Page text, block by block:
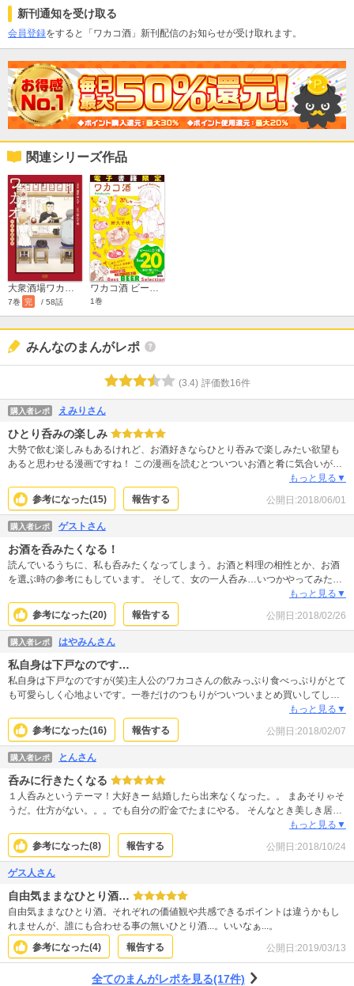
新刊通知を受け取る
会員登録をすると「ワカコ酒」新刊配信のお知らせが受け取れます。
関連シリーズ作品
大衆酒場ワカオ ワカコ酒別店
7巻 完 / 58話 1巻
みんなのまんがレポ
(3.4) 評価数16件
購入者レポ えみりさん
ひとり呑みの楽しみ
大勢で飲む楽しみもあるけれど、お酒好きならひとり吞みで楽しみたい欲望も
あると思わせる漫画ですね！ この漫画を読むとついついお酒と肴に気合いがは
いります。 呑むのが好きな人はかえって読まないほうが（笑） これを読んだら
間違いなく呑みたくなります!
もっと見る▼
参考になった(15) 報告する 公開日:2018/06/01
購入者レポ ゲストさん
お酒を呑みたくなる！
読んでいるうちに、私も呑みたくなってしまう。お酒と料理の相性とか、お酒
を選ぶ時の参考にもしています。 そして、女の一人呑み…いつかやってみた
もっと見る▼
参考になった(20) 報告する 公開日:2018/02/26
購入者レポ はやみんさん
私自身は下戸なのです…
私自身は下戸なのですが(笑)主人公のワカコさんの飲みっぷり食べっぷりがとて
も可愛らしく心地よいです。一巻だけのつもりがついついまとめ買いしてしま
いました… ただの酒道楽かと思いきや、意外に深い人生の悩みや発見もあった
り… お酒が好きな人はきっと一発で飲みに行くんだろうなぁ。
もっと見る▼
参考になった(16) 報告する 公開日:2018/02/07
購入者レポ とんさん
呑みに行きたくなる
１人呑みというテーマ！大好きー 結婚したら出来なくなった。。 まあそりゃそ
うだ。仕方がない。。。でも自分の貯金でたまにやる。 そんなとき美しき居酒
屋ではこの漫画を読みたい、正にバイブル♪ ワカコさんと酒呑んでるか、ワカ
コさんになった気分だ♪ １人呑み、どんどん増えて欲しいな。一度韓国人に
「女１人で馬鹿か！」と怒鳴られたのがトラウマだけど、やめません。
もっと見る▼
参考になった(8) 報告する 公開日:2018/10/24
ゲス人さん
自由気ままなひとり酒…
自由気ままなひとり酒。それぞれの価値観や共感できるポイントは違うかもし
れませんが、誰にも合わせる事の無いひとり酒...。いいなぁ...。
参考になった(4) 報告する 公開日:2019/03/13
全てのまんがレポを見る(17件)